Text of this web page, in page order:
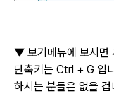
▼ 보기메뉴에 보시면
단축키는 Ctrl + G 입
하시는 분들은 없을 겁